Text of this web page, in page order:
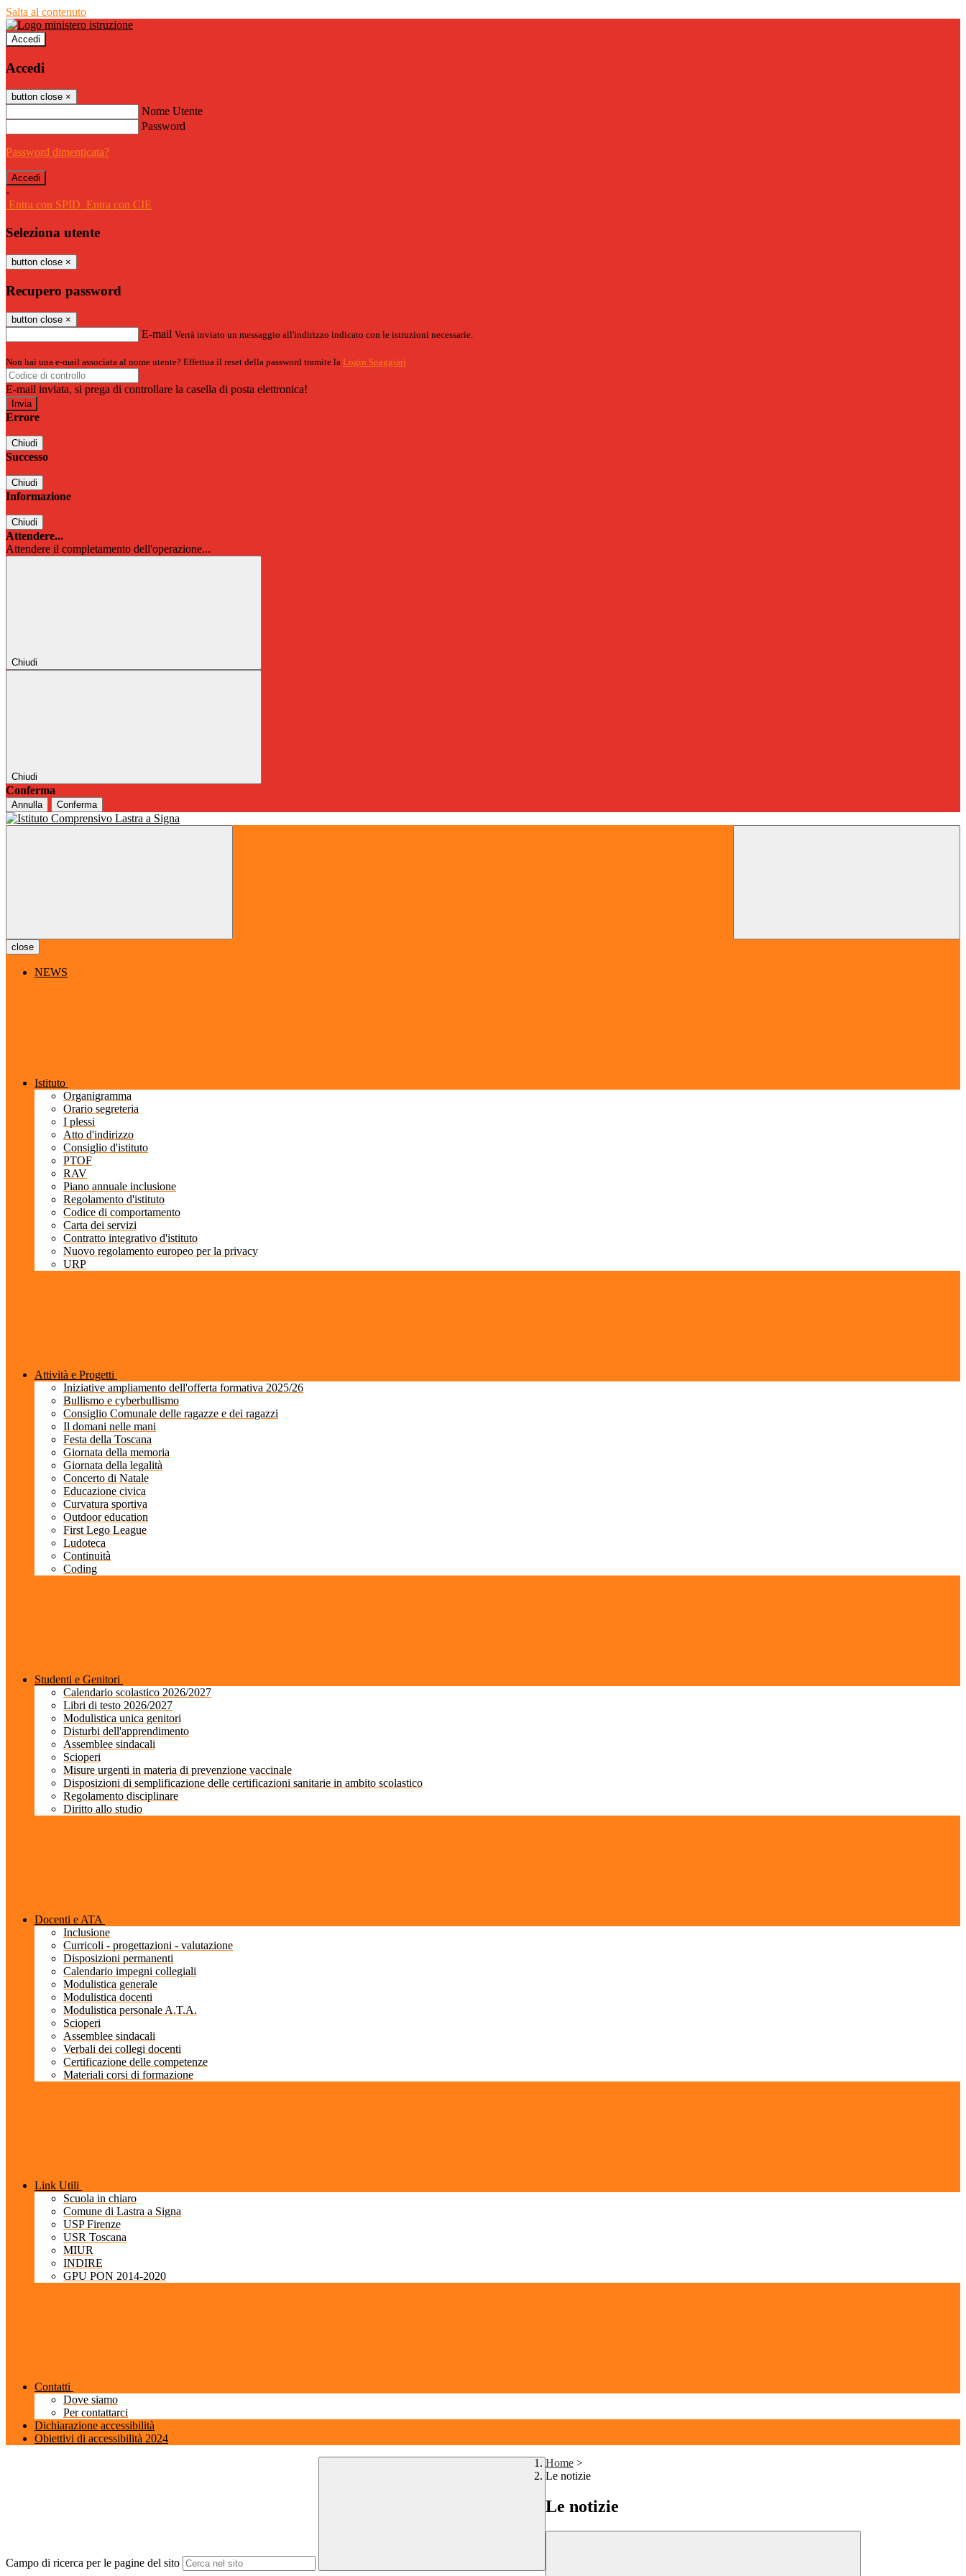
Salta al contenuto
Accedi
Accedi
button close ×
Nome Utente
Password
Password dimenticata?
-
Entra con SPID Entra con CIE
Seleziona utente
button close ×
Recupero password
button close ×
E-mail Verrà inviato un messaggio all'indirizzo indicato con le istruzioni necessarie.
Non hai una e-mail associata al nome utente? Effettua il reset della password tramite la Login Spaggiari
E-mail inviata, si prega di controllare la casella di posta elettronica!
Errore
Chiudi
Successo
Chiudi
Informazione
Chiudi
Attendere...
Attendere il completamento dell'operazione...
Chiudi
Chiudi
Conferma
Annulla Conferma
close
NEWS
Istituto
Organigramma
Orario segreteria
I plessi
Atto d'indirizzo
Consiglio d'istituto
PTOF
RAV
Piano annuale inclusione
Regolamento d'istituto
Codice di comportamento
Carta dei servizi
Contratto integrativo d'istituto
Nuovo regolamento europeo per la privacy
URP
Attività e Progetti
Iniziative ampliamento dell'offerta formativa 2025/26
Bullismo e cyberbullismo
Consiglio Comunale delle ragazze e dei ragazzi
Il domani nelle mani
Festa della Toscana
Giornata della memoria
Giornata della legalità
Concerto di Natale
Educazione civica
Curvatura sportiva
Outdoor education
First Lego League
Ludoteca
Continuità
Coding
Studenti e Genitori
Calendario scolastico 2026/2027
Libri di testo 2026/2027
Modulistica unica genitori
Disturbi dell'apprendimento
Assemblee sindacali
Scioperi
Misure urgenti in materia di prevenzione vaccinale
Disposizioni di semplificazione delle certificazioni sanitarie in ambito scolastico
Regolamento disciplinare
Diritto allo studio
Docenti e ATA
Inclusione
Curricoli - progettazioni - valutazione
Disposizioni permanenti
Calendario impegni collegiali
Modulistica generale
Modulistica docenti
Modulistica personale A.T.A.
Scioperi
Assemblee sindacali
Verbali dei collegi docenti
Certificazione delle competenze
Materiali corsi di formazione
Link Utili
Scuola in chiaro
Comune di Lastra a Signa
USP Firenze
USR Toscana
MIUR
INDIRE
GPU PON 2014-2020
Contatti
Dove siamo
Per contattarci
Dichiarazione accessibilità
Obiettivi di accessibilità 2024
Campo di ricerca per le pagine del sito
Home >
Le notizie
Le notizie